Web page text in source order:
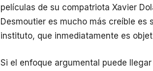
películas de su compatriota Xavier
Desmoutier es mucho más creíble
instituto, que inmediatamente es
Si el enfoque argumental puede